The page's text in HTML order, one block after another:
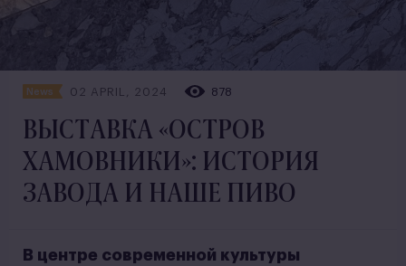
News 02 APRIL, 2024 878
ВЫСТАВКА «ОСТРОВ
ХАМОВНИКИ»: ИСТОРИЯ
ЗАВОДА И НАШЕ ПИВО
В центре современной культуры